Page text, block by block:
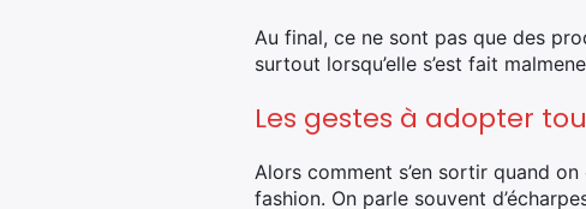
Au final, ce ne sont pas que des
surtout lorsqu’elle s’est fait
Les gestes à adopter
Alors comment s’en sortir quand
fashion. On parle souvent